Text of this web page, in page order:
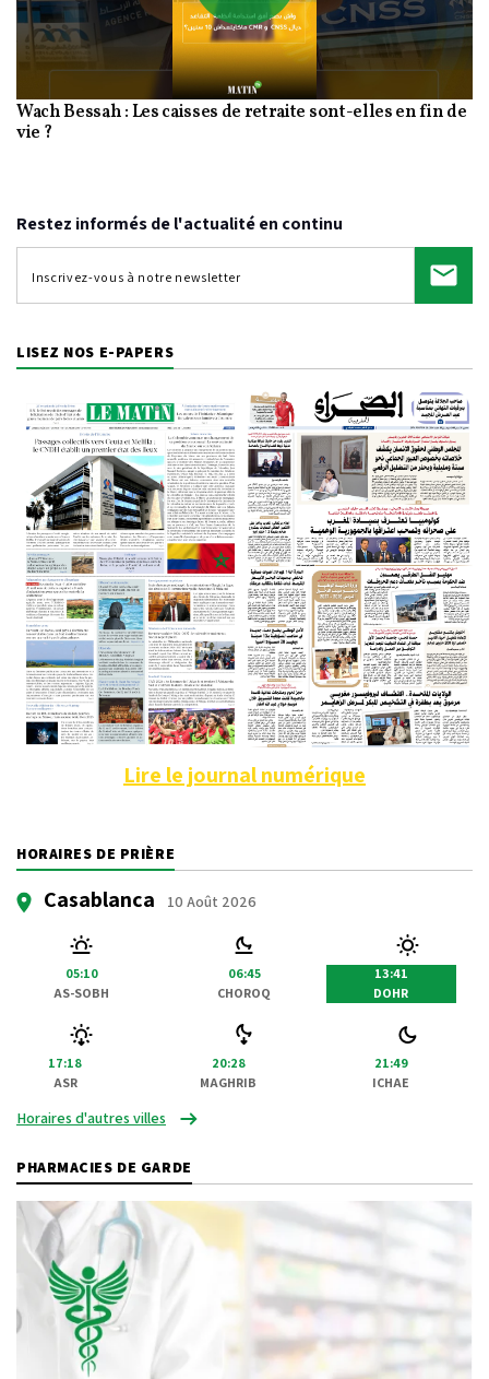
Play
Video
Wach Bessah : Les caisses de retraite sont-elles en fin de
vie ?
Restez informés de l'actualité en continu
LISEZ NOS E-PAPERS
Lire le journal numérique
HORAIRES DE PRIÈRE
Casablanca 10 Août 2026
05:10
AS-SOBH
06:45
CHOROQ
13:41
DOHR
17:18
ASR
20:28
MAGHRIB
21:49
ICHAE
Horaires d'autres villes
PHARMACIES DE GARDE